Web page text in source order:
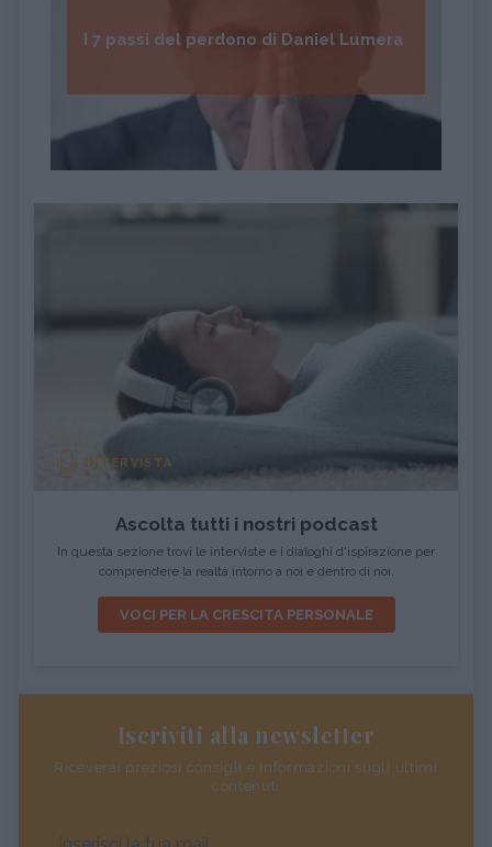
I 7 passi del perdono di Daniel Lumera
INTERVISTA
Ascolta tutti i nostri podcast
In questa sezione trovi le interviste e i dialoghi d'ispirazione per
comprendere la realtà intorno a noi e dentro di noi.
VOCI PER LA CRESCITA PERSONALE
Iscriviti alla newsletter
Riceverai preziosi consigli e informazioni sugli ultimi
contenuti